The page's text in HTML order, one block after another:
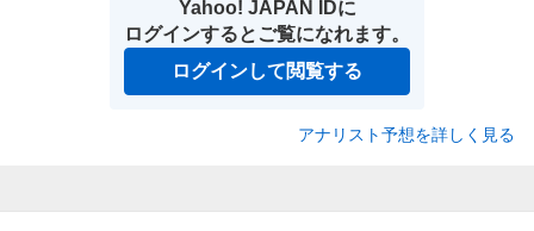
Yahoo! JAPAN IDに
ログインするとご覧になれます。
ログインして閲覧する
アナリスト予想を詳しく見る